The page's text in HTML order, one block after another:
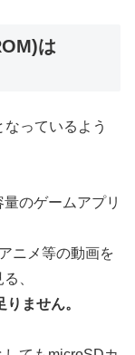
は
っているよう
のゲームアプリ
ニメ等の動画を
、
ません。